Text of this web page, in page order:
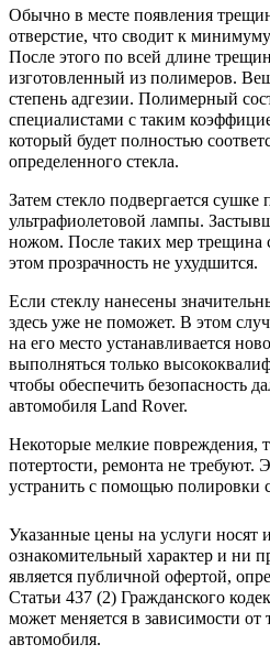
Обычно в месте появления
отверстие, что сводит к
После этого по всей длине
изготовленный из полимеров.
степень адгезии. Полимерный
специалистами с таким
который будет полностью
определенного стекла.
Затем стекло подвергается сушке
ультрафиолетовой лампы.
ножом. После таких мер трещина
этом прозрачность не ухудшится.
Если стеклу нанесены
здесь уже не поможет. В этом
на его место устанавливается
выполняться только
чтобы обеспечить безопасность
автомобиля Land Rover.
Некоторые мелкие повреждения,
потертости, ремонта не
устранить с помощью полировки
Указанные цены на услуги носят
ознакомительный характер и ни
является публичной офертой,
Статьи 437 (2) Гражданского
может меняется в зависимости от
автомобиля.